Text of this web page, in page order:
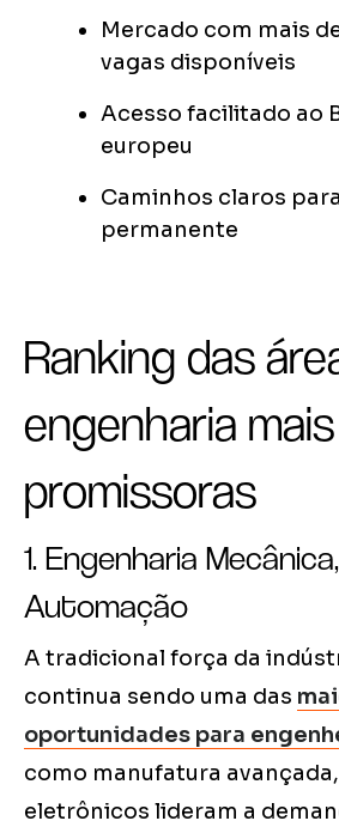
Mercado com mais
vagas disponíveis
Acesso facilitado ao
europeu
Caminhos claros
permanente
Ranking das
engenharia mais
promissoras
1. Engenharia
Automação
A tradicional força da
continua sendo uma das
oportunidades para
como manufatura
eletrônicos lideram a